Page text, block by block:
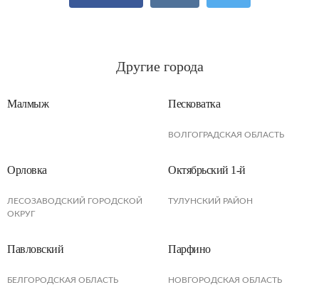
Другие города
Малмыж Песковатка
ВОЛГОГРАДСКАЯ ОБЛАСТЬ
Орловка
ЛЕСОЗАВОДСКИЙ ГОРОДСКОЙ
ОКРУГ
Октябрьский 1-й
ТУЛУНСКИЙ РАЙОН
Павловский
БЕЛГОРОДСКАЯ ОБЛАСТЬ
Парфино
НОВГОРОДСКАЯ ОБЛАСТЬ